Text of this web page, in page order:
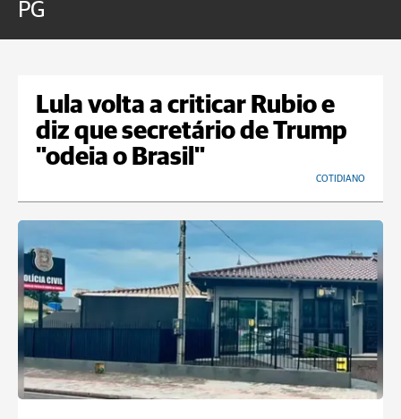
PG
Lula volta a criticar Rubio e
diz que secretário de Trump
"odeia o Brasil"
COTIDIANO